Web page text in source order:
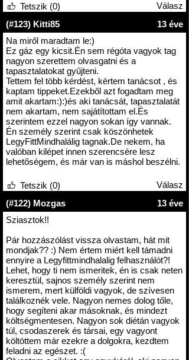
Válasz
Tetszik (0)
(#123) Kitti85
13 éve
Na miről maradtam le:)
Ez gáz egy kicsit.Én sem régóta vagyok tag
nagyon szerettem olvasgatni és a
tapasztalatokat gyűjteni.
Tettem fel több kérdést, kértem tanácsot , és
kaptam tippeket.Ezekből azt fogadtam meg
amit akartam:):)és aki tanácsát, tapasztalatát
nem akartam, nem sajátítottam el.És
szerintem ezzel nagyon sokan így vannak.
Én személy szerint csak köszönhetek
LegyFittMindhalálig tagnak.De nekem, ha
valóban kilépet innen szerencsére lesz
lehetőségem, és már van is máshol beszélni.
Válasz
Tetszik (0)
(#122) Mozgas
13 éve
Sziasztok!!
Pár hozzászólást vissza olvastam, hát mit
mondjak?? :) Nem értem miért kell támadni
ennyire a Legyfittmindhalalig felhasználót?!
Lehet, hogy ti nem ismeritek, én is csak neten
keresztül, sajnos személy szerint nem
ismerem, mert külföldi vagyok, de szívesen
találkoznék vele. Nagyon nemes dolog tőle,
hogy segíteni akar másoknak, és mindezt
költségmentesen. Nagyon sok diétán vagyok
túl, csodaszerek és társai, egy vagyont
költöttem már ezekre a dolgokra, kezdtem
feladni az egészet. :(